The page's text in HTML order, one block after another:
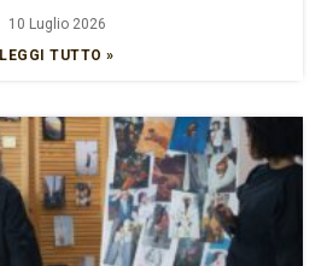
10 Luglio 2026
LEGGI TUTTO »